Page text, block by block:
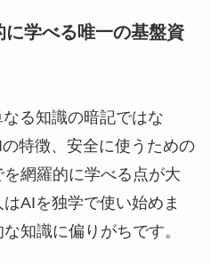
学べる唯一の基盤資
る知識の暗記ではな
特徴、安全に使うための
網羅的に学べる点が大
AIを独学で使い始めま
知識に偏りがちです。